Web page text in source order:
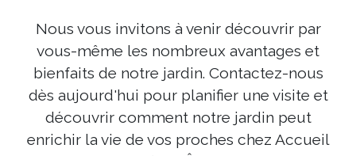
Nous vous invitons à venir découvrir par
vous-même les nombreux avantages et
bienfaits de notre jardin. Contactez-nous
dès aujourd'hui pour planifier une visite et
découvrir comment notre jardin peut
enrichir la vie de vos proches chez Accueil